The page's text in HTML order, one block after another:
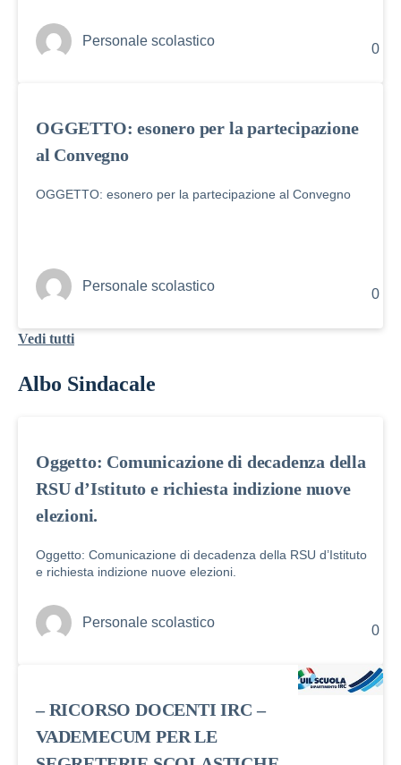
Personale scolastico
0
OGGETTO: esonero per la partecipazione
al Convegno
OGGETTO: esonero per la partecipazione al Convegno
Personale scolastico
0
Vedi tutti
Albo Sindacale
Oggetto: Comunicazione di decadenza della
RSU d’Istituto e richiesta indizione nuove
elezioni.
Oggetto: Comunicazione di decadenza della RSU d’Istituto
e richiesta indizione nuove elezioni.
Personale scolastico
0
– RICORSO DOCENTI IRC –
VADEMECUM PER LE